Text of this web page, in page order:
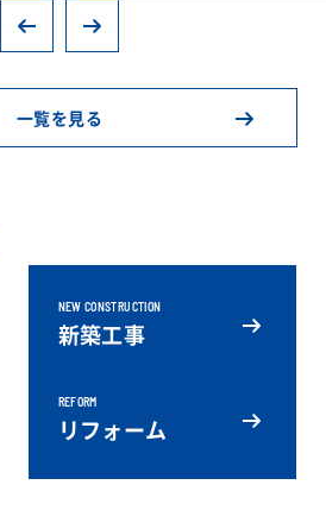
一覧を見る
NEW CONSTRUCTION
新築工事
REFORM
リフォーム